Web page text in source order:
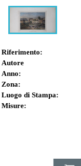
Riferimento:
Autore
Anno:
Zona:
Luogo di Stampa:
Misure: